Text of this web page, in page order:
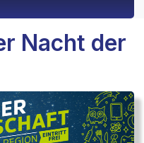
Nacht der